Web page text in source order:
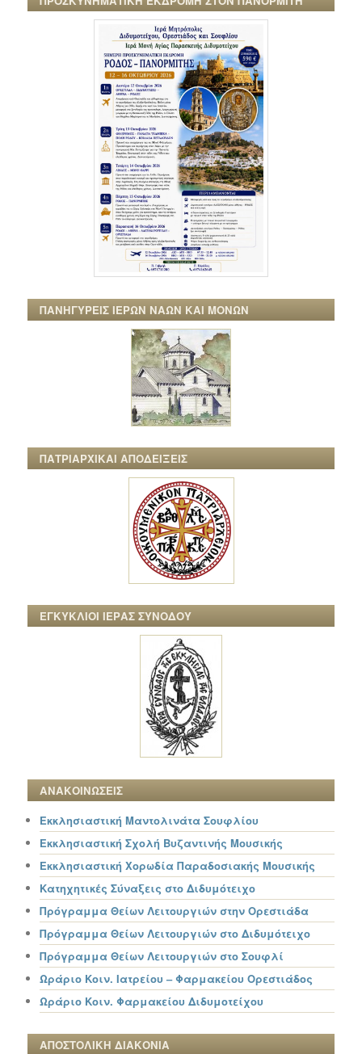
ΠΑΝΗΓΥΡΕΙΣ ΙΕΡΩΝ ΝΑΩΝ ΚΑΙ ΜΟΝΩΝ
ΠΑΤΡΙΑΡΧΙΚΑΙ ΑΠΟΔΕΙΞΕΙΣ
ΕΓΚΥΚΛΙΟΙ ΙΕΡΑΣ ΣΥΝΟΔΟΥ
ΑΝΑΚΟΙΝΩΣΕΙΣ
Εκκλησιαστική Μαντολινάτα Σουφλίου
Εκκλησιαστική Σχολή Βυζαντινής Μουσικής
Εκκλησιαστική Χορωδία Παραδοσιακής Μουσικής
Κατηχητικές Σύναξεις στο Διδυμότειχο
Πρόγραμμα Θείων Λειτουργιών στην Ορεστιάδα
Πρόγραμμα Θείων Λειτουργιών στο Διδυμότειχο
Πρόγραμμα Θείων Λειτουργιών στο Σουφλί
Ωράριο Κοιν. Ιατρείου – Φαρμακείου Ορεστιάδος
Ωράριο Κοιν. Φαρμακείου Διδυμοτείχου
ΑΠΟΣΤΟΛΙΚΗ ΔΙΑΚΟΝΙΑ